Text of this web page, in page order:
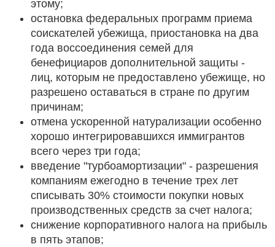
этому;
остановка федеральных программ приема
соискателей убежища, приостановка на два
года воссоединения семей для
бенефициаров дополнительной защиты -
лиц, которым не предоставлено убежище, но
разрешено оставаться в стране по другим
причинам;
отмена ускоренной натурализации особенно
хорошо интегрировавшихся иммигрантов
всего через три года;
введение "турбоамортизации" - разрешения
компаниям ежегодно в течение трех лет
списывать 30% стоимости покупки новых
производственных средств за счет налога;
снижение корпоративного налога на прибыль
в пять этапов;